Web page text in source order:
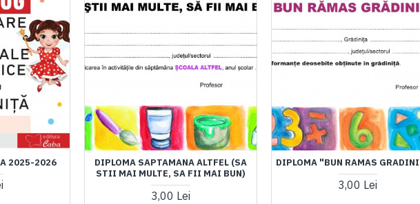
2025-2026
DIPLOMA SAPTAMANA ALTFEL (SA
STII MAI MULTE, SA FII MAI BUN)
3,00 Lei
DIPLOMA "BUN RAMAS
3,00 Lei